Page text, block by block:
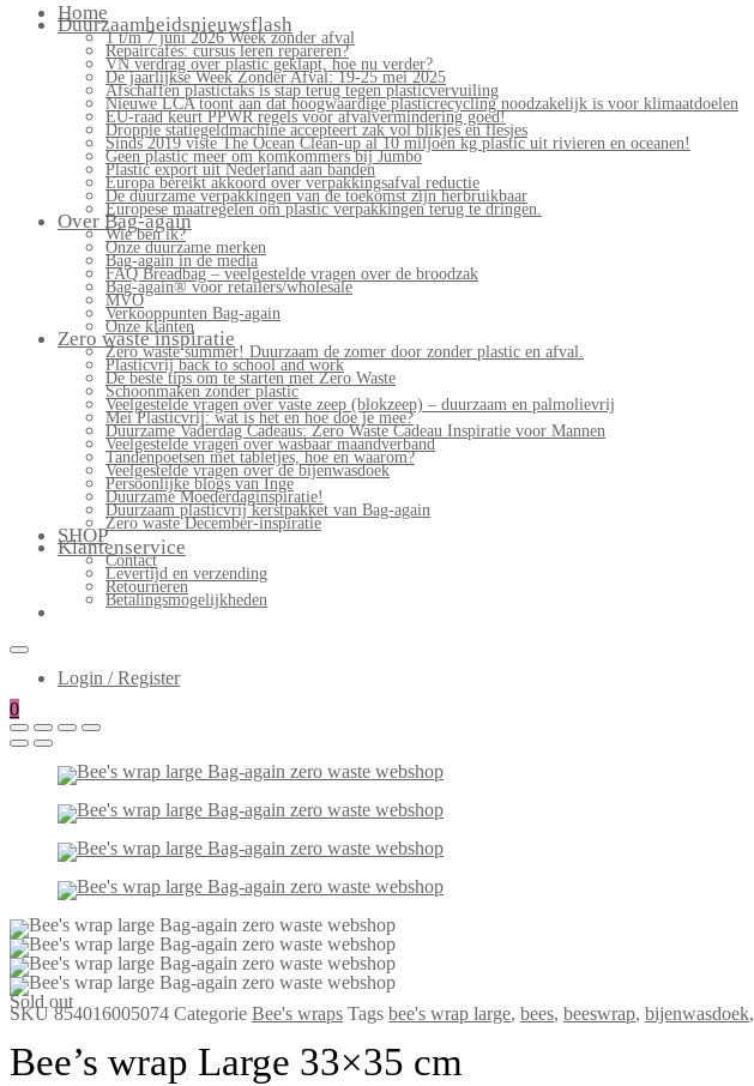
Home
Duurzaamheidsnieuwsflash
1 t/m 7 juni 2026 Week zonder afval
Repaircafés: cursus leren repareren?
VN verdrag over plastic geklapt, hoe nu verder?
De jaarlijkse Week Zonder Afval: 19-25 mei 2025
Afschaffen plastictaks is stap terug tegen plasticvervuiling
Nieuwe LCA toont aan dat hoogwaardige plasticrecycling noodzakelijk is voor klimaatdoelen
EU-raad keurt PPWR regels voor afvalvermindering goed!
Droppie statiegeldmachine accepteert zak vol blikjes en flesjes
Sinds 2019 viste The Ocean Clean-up al 10 miljoen kg plastic uit rivieren en oceanen!
Geen plastic meer om komkommers bij Jumbo
Plastic export uit Nederland aan banden
Europa bereikt akkoord over verpakkingsafval reductie
De duurzame verpakkingen van de toekomst zijn herbruikbaar
Europese maatregelen om plastic verpakkingen terug te dringen.
Over Bag-again
Wie ben ik?
Onze duurzame merken
Bag-again in de media
FAQ Breadbag – veelgestelde vragen over de broodzak
Bag-again® voor retailers/wholesale
MVO
Verkooppunten Bag-again
Onze klanten
Zero waste inspiratie
Zero waste summer! Duurzaam de zomer door zonder plastic en afval.
Plasticvrij back to school and work
De beste tips om te starten met Zero Waste
Schoonmaken zonder plastic
Veelgestelde vragen over vaste zeep (blokzeep) – duurzaam en palmolievrij
Mei Plasticvrij: wat is het en hoe doe je mee?
Duurzame Vaderdag Cadeaus: Zero Waste Cadeau Inspiratie voor Mannen
Veelgestelde vragen over wasbaar maandverband
Tandenpoetsen met tabletjes, hoe en waarom?
Veelgestelde vragen over de bijenwasdoek
Persoonlijke blogs van Inge
Duurzame Moederdaginspiratie!
Duurzaam plasticvrij kerstpakket van Bag-again
Zero waste December-inspiratie
SHOP
Klantenservice
Contact
Levertijd en verzending
Retourneren
Betalingsmogelijkheden
Login / Register
0
Sold out
SKU854016005074 Categorie Bee's wraps Tags bee's wrap large, bees, beeswrap, bijenwasdoek,
Bee’s wrap Large 33×35 cm